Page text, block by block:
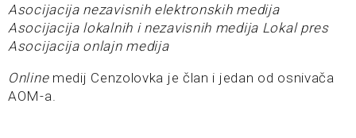
Asocijacija nezavisnih elektronskih medija
Asocijacija lokalnih i nezavisnih medija Lokal pres
Asocijacija onlajn medija
Online medij Cenzolovka je član i jedan od osnivača
AOM-a.